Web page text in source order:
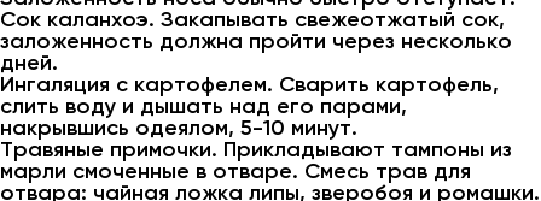
Сок каланхоэ. Закапывать свежеотжатый сок,
заложенность должна пройти через несколько
дней.
Ингаляция с картофелем. Сварить картофель,
слить воду и дышать над его парами,
накрывшись одеялом, 5-10 минут.
Травяные примочки. Прикладывают тампоны из
марли смоченные в отваре. Смесь трав для
отвара: чайная ложка липы, зверобоя и ромашки.